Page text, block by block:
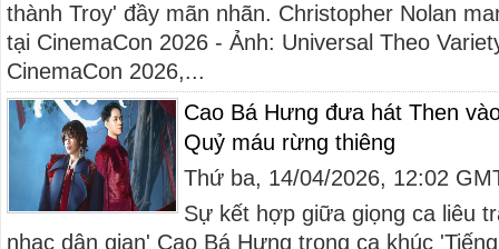
thành Troy' đầy mãn nhãn. Christopher Nolan
tại CinemaCon 2026 - Ảnh: Universal Theo
CinemaCon 2026,...
Cao Bá Hưng đưa hát Then
Quỷ máu rừng thiêng
Thứ ba, 14/04/2026, 12:02
Sự kết hợp giữa giọng ca liêu
nhạc dân gian' Cao Bá Hưng trong ca khúc